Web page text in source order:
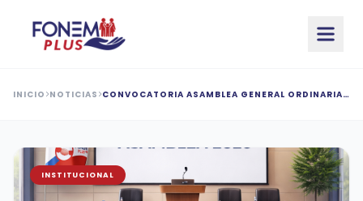
INICIO NOTICIAS CONVOCATORIA ASAMBLEA GENERAL ORDINARIA
INSTITUCIONAL